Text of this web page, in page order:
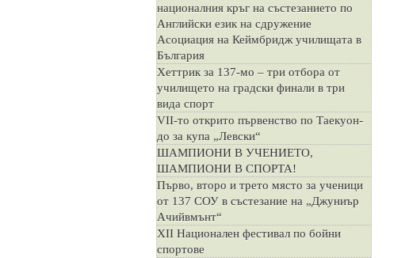
националния кръг на състезанието по
Английски език на сдружение
Асоциация на Кеймбридж училищата в
България
Хеттрик за 137-мо – три отбора от
училището на градски финали в три
вида спорт
VII-то открито първенство по Таекуон-
до за купа „Левски“
ШАМПИОНИ В УЧЕНИЕТО,
ШАМПИОНИ В СПОРТА!
Първо, второ и трето място за ученици
от 137 СОУ в състезание на „Джуниър
Ачийвмънт“
XII Национален фестивал по бойни
спортове